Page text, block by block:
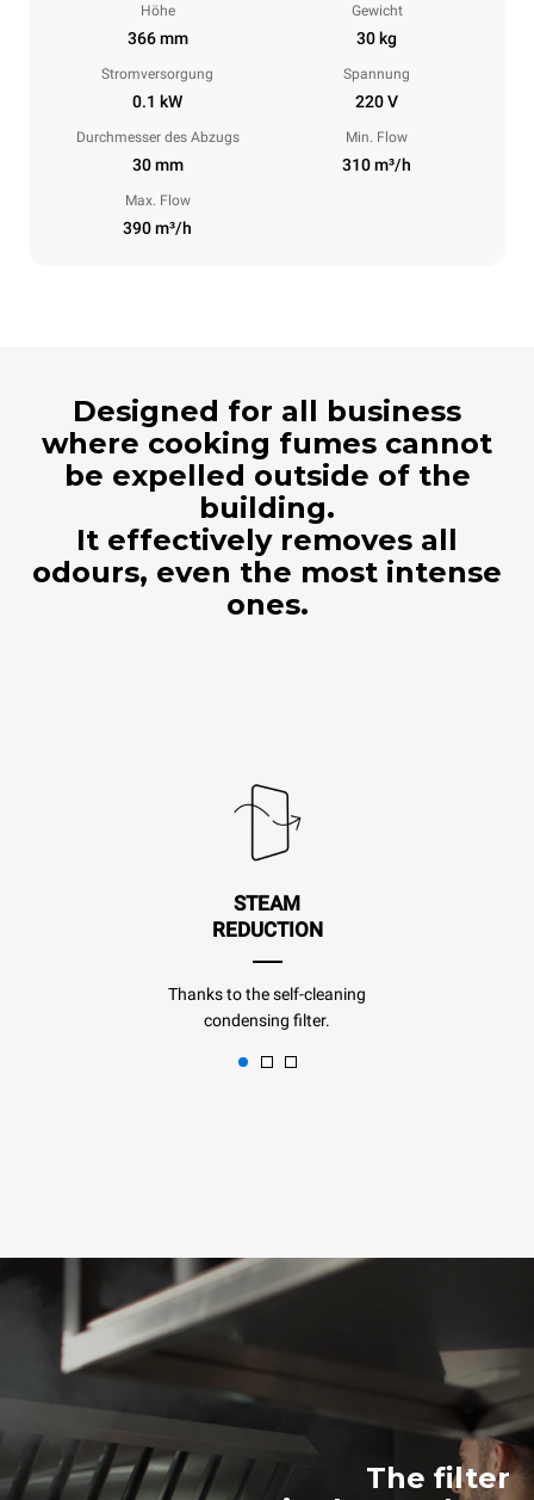
Höhe
366 mm
Gewicht
30 kg
Stromversorgung
0.1 kW
Spannung
220 V
Durchmesser des Abzugs
30 mm
Min. Flow
310 m³/h
Max. Flow
390 m³/h
Designed for all business
where cooking fumes cannot
be expelled outside of the
building.
It effectively removes all
odours, even the most intense
ones.
STEAM
REDUCTION
Thanks to the self-cleaning
condensing filter.
The filter